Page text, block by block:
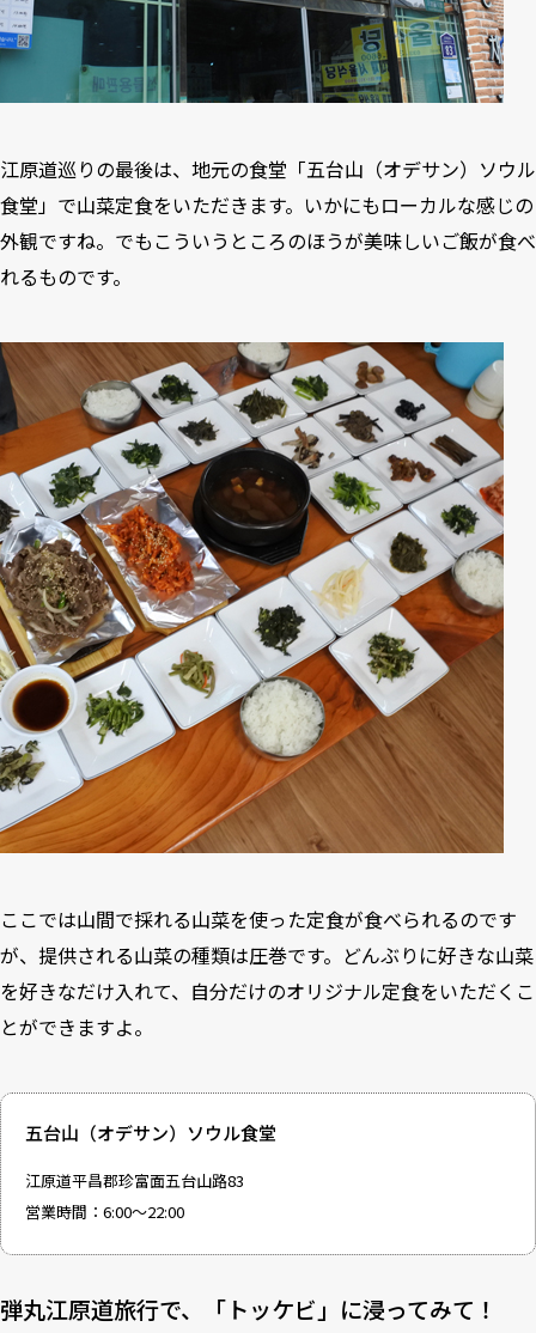
江原道巡りの最後は、地元の食堂「五台山（オデサン）ソウル
食堂」で山菜定食をいただきます。いかにもローカルな感じの
外観ですね。でもこういうところのほうが美味しいご飯が食べ
れるものです。
ここでは山間で採れる山菜を使った定食が食べられるのです
が、提供される山菜の種類は圧巻です。どんぶりに好きな山菜
を好きなだけ入れて、自分だけのオリジナル定食をいただくこ
とができますよ。
五台山（オデサン）ソウル食堂
江原道平昌郡珍富面五台山路83
営業時間：6:00～22:00
弾丸江原道旅行で、「トッケビ」に浸ってみて！